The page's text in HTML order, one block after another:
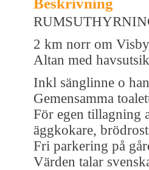
2 km norr om
Altan med
Inkl sänglinne o
Gemensamma
För egen tillagning
äggkokare,
Fri parkering på
Värden talar